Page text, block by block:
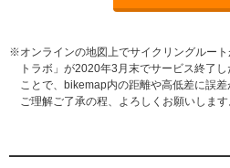
※オンラインの地図上でサイクリングルー
トラボ」が2020年3月末でサービス終了
ことで、bikemap内の距離や高低差に誤差
ご理解ご了承の程、よろしくお願いします